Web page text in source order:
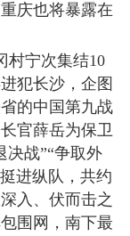
庆也将暴露在
村宁次集结10
犯长沙，企图
的中国第九战
官薛岳为保卫
决战”“争取外
进纵队，共约
入、伏而击之
围网，南下最